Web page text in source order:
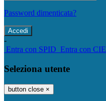
Password dimenticata?
-
Entra con SPID Entra con CIE
Seleziona utente
button close ×